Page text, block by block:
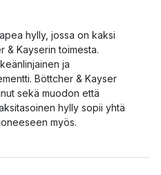
hylly, jossa on kaksi
& Kayserin toimesta.
ja
Böttcher & Kayser
sekä muodon että
hylly sopii yhtä
myös.